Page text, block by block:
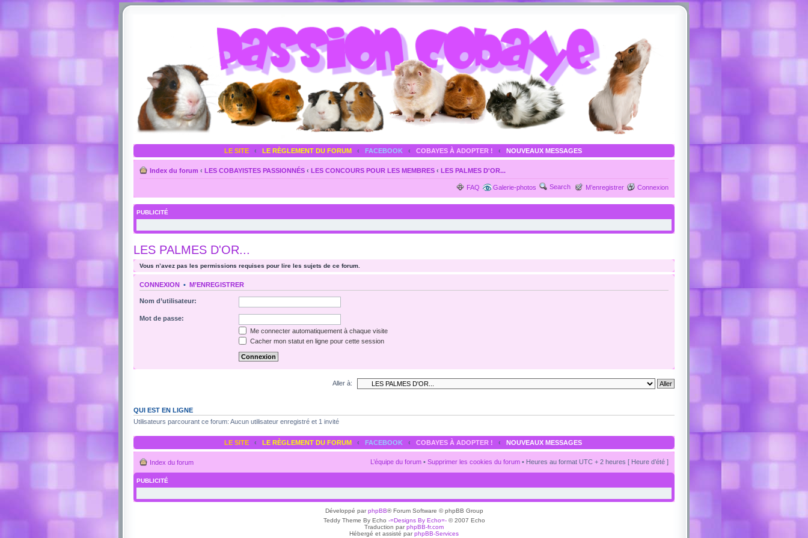
LE SITE ‹ LE RÈGLEMENT DU FORUM ‹ FACEBOOK ‹ COBAYES À ADOPTER ! ‹ NOUVEAUX MESSAGES
Index du forum ‹ LES COBAYISTES PASSIONNÉS ‹ LES CONCOURS POUR LES MEMBRES ‹ LES PALMES D'OR...
FAQ Galerie-photos Search M’enregistrer Connexion
PUBLICITÉ
LES PALMES D'OR...
Vous n’avez pas les permissions requises pour lire les sujets de ce forum.
CONNEXION • M’ENREGISTRER
Nom d’utilisateur:
Mot de passe:
Me connecter automatiquement à chaque visite
Cacher mon statut en ligne pour cette session
Aller à:
QUI EST EN LIGNE
Utilisateurs parcourant ce forum: Aucun utilisateur enregistré et 1 invité
LE SITE ‹ LE RÈGLEMENT DU FORUM ‹ FACEBOOK ‹ COBAYES À ADOPTER ! ‹ NOUVEAUX MESSAGES
Index du forum L’équipe du forum • Supprimer les cookies du forum • Heures au format UTC + 2 heures [ Heure d’été ]
PUBLICITÉ
Développé parphpBB® Forum Software © phpBB Group
Teddy Theme By Echo -=Designs By Echo=-© 2007 Echo
Traduction parphpBB-fr.com
Hébergé et assisté parphpBB-Services